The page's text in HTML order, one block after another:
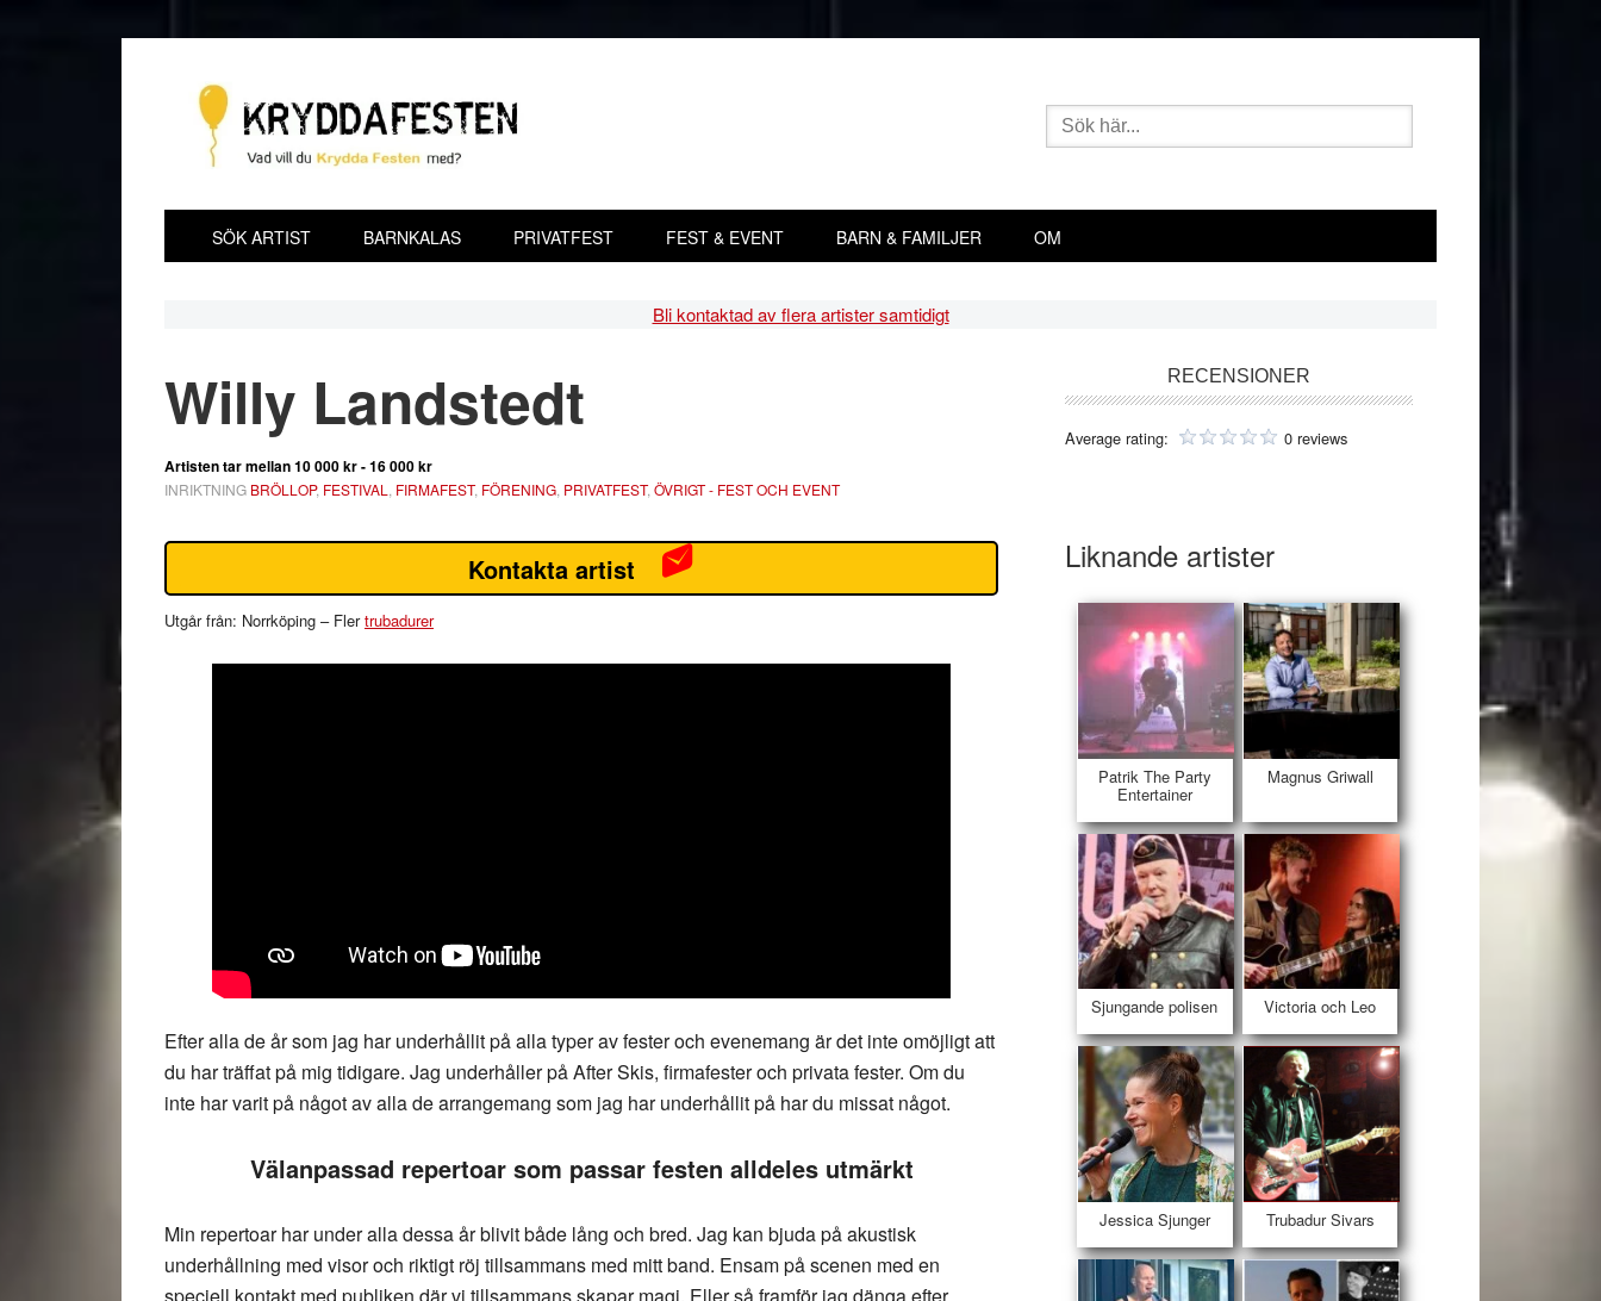
Sök
efter:
SÖK ARTIST BARNKALAS PRIVATFEST FEST & EVENT BARN & FAMILJER OM
Bli kontaktad av flera artister samtidigt
sidofält
Willy Landstedt
Artisten tar mellan10 000 kr - 16 000 kr
INRIKTNING BRÖLLOP, FESTIVAL FIRMAFEST, FÖRENING PRIVATFEST, ÖVRIGT - FEST OCH EVENT
Kontakta artist
Utgår från: Norrköping – Flertrubadurer
Efter alla de år som jag har underhållit på alla typer av fester och evenemang är det inte omöjligt att
du har träffat på mig tidigare. Jag underhåller på After Skis, firmafester och privata fester. Om du
inte har varit på något av alla de arrangemang som jag har underhållit på har du missat något.
Välanpassad repertoar som passar festen alldeles utmärkt
Min repertoar har under alla dessa år blivit både lång och bred. Jag kan bjuda på akustisk
underhållning med visor och riktigt röj tillsammans med mitt band. Ensam på scenen med en
RECENSIONER
Average rating: 0 reviews
Liknande artister
Patrik The Party
Entertainer
Magnus Griwall
Sjungande polisen Victoria och Leo
Jessica Sjunger Trubadur Sivars